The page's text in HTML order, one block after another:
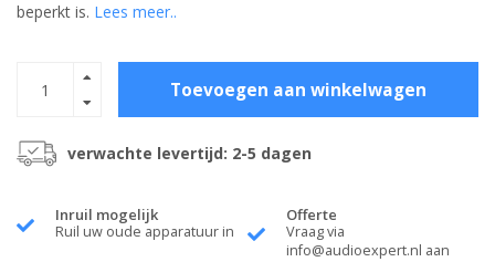
beperkt is. Lees meer..
Toevoegen aan winkelwagen
verwachte levertijd: 2-5 dagen
Inruil mogelijk
Ruil uw oude apparatuur in
Offerte
Vraag via
info@audioexpert.nl aan